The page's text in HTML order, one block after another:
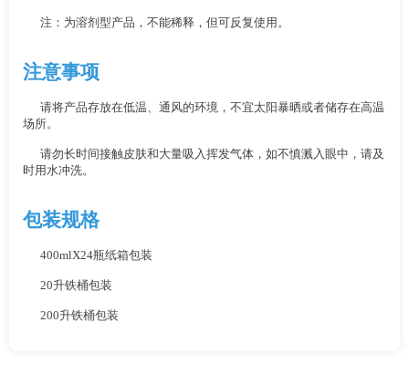
注：为溶剂型产品，不能稀释，但可反复使用。
注意事项
请将产品存放在低温、通风的环境，不宜太阳暴晒或者储存在高温
场所。
请勿长时间接触皮肤和大量吸入挥发气体，如不慎溅入眼中，请及
时用水冲洗。
包装规格
400mlX24瓶纸箱包装
20升铁桶包装
200升铁桶包装